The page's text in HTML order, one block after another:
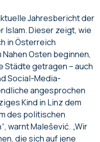
Jahresbericht der
Dieser zeigt, wie
in Österreich
Osten beginnen,
Städte getragen – auch
Social-Media-
angesprochen
Kind in Linz dem
des politischen
warnt Malešević. „Wir
die sich auf jene